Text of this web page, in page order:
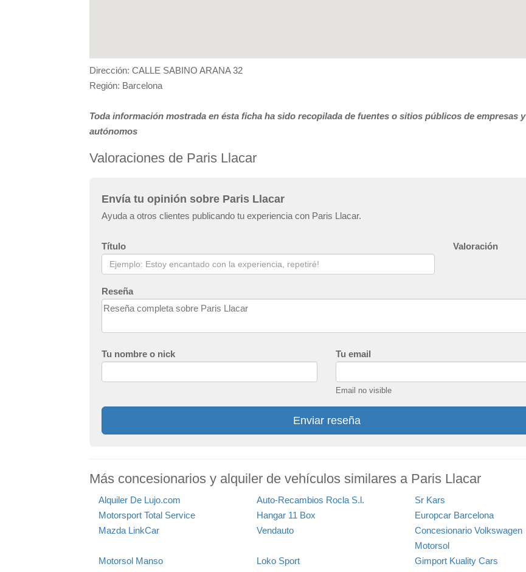
Dirección: CALLE SABINO ARANA 32
Región: Barcelona
Toda información mostrada en ésta ficha ha sido recopilada de fuentes o sitios públicos de empresas y
autónomos
Valoraciones de Paris Llacar
Envía tu opinión sobre Paris Llacar
Ayuda a otros clientes publicando tu experiencia con Paris Llacar.
Título Valoración
Reseña
Tu nombre o nick Tu email
Email no visible
Enviar reseña
Más concesionarios y alquiler de vehículos similares a Paris Llacar
Alquiler De Lujo.com Auto-Recambios Rocla S.l.
Sr Kars
Motorsport Total Service
Hangar 11 Box
Europcar Barcelona
Mazda LinkCar
Vendauto
Concesionario Volkswagen
Motorsol
Motorsol Manso
Loko Sport
Gimport Kuality Cars